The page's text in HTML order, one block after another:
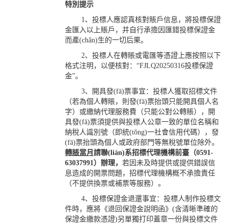
特別提示
1、投標人應認真核對賬戶信息，將投標保證
金匯入以上賬戶，并自行承擔因匯錯投標保證金
而產(chǎn)生的一切后果。
2、投標人在轉賬或電匯等憑證上應按照以下
格式注明，以便核對：“FJLQ20250316投標保證
金”。
3、開具發(fā)票事宜：投標人獲取招標文件
（若為個人轉賬，則發(fā)票抬頭只能開具個人名
字）或繳納代理服務費（只能公對公轉賬），開
具發(fā)票須提供與投標人公章一致的單位名稱和
納稅人識別號（即統(tǒng)一社會信用代碼），發
(fā)票抬頭為個人或政府部門等無稅號單位除外。
轉賬當月 請聯(lián)系招標代理機構前臺（0591-
63037991）辦理， 若因未及時提供或提供錯誤信
息造成的開票問題，招標代理機構概不承擔責任
（不提供換票或補票等服務）。
4、投標保證金退還事宜：投標人制作投標文
件時，應將《退回保證金說明函》(含清晰準確的
保證金繳款憑證)另單獨打印蓋章一份與投標文件